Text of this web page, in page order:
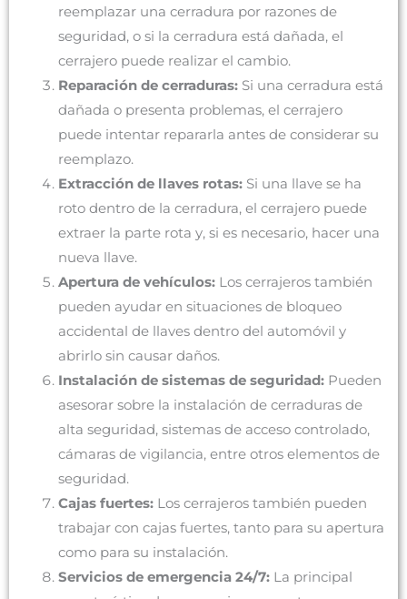
reemplazar una cerradura por razones de
seguridad, o si la cerradura está dañada, el
cerrajero puede realizar el cambio.
Reparación de cerraduras:Si una cerradura está
dañada o presenta problemas, el cerrajero
puede intentar repararla antes de considerar su
reemplazo.
Extracción de llaves rotas:Si una llave se ha
roto dentro de la cerradura, el cerrajero puede
extraer la parte rota y, si es necesario, hacer una
nueva llave.
Apertura de vehículos:Los cerrajeros también
pueden ayudar en situaciones de bloqueo
accidental de llaves dentro del automóvil y
abrirlo sin causar daños.
Instalación de sistemas de seguridad:Pueden
asesorar sobre la instalación de cerraduras de
alta seguridad, sistemas de acceso controlado,
cámaras de vigilancia, entre otros elementos de
seguridad.
Cajas fuertes:Los cerrajeros también pueden
trabajar con cajas fuertes, tanto para su apertura
como para su instalación.
Servicios de emergencia 24/7:La principal